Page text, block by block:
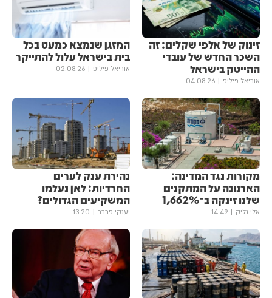
זינוק של אלפי שקלים: זה
השכר החדש של עובדי
ההייטק בישראל
אוריאל פיליפ 04.08.26
המזגן שנמצא כמעט בכל
בית בישראל עלול להתייקר
אוריאל פיליפ 02.08.26
מקורות נגד המדינה:
הארנונה על המתקנים
שלנו זינקה ב־1,662%
אלי גליק 14:49
נהירת ענק לערים
החרדיות: לאן נעלמו
המשקיעים הגדולים?
יענקי פרבר 13:20